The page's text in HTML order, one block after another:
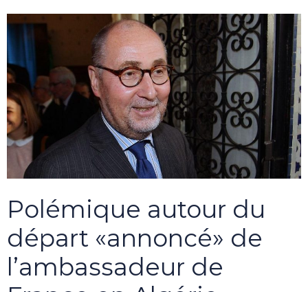
Polémique autour du
départ «annoncé» de
l’ambassadeur de